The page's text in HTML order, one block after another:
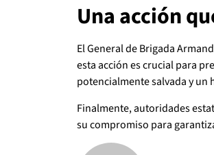
Una acción
El General de Brigada
esta acción es crucial para
potencialmente salvada y un
Finalmente, autoridades
su compromiso para